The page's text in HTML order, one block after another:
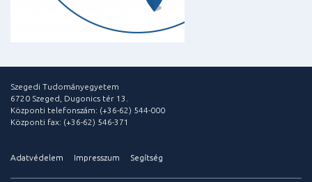
Szegedi Tudományegyetem
6720 Szeged, Dugonics tér 13.
Központi telefonszám: (+36-62) 544-000
Központi fax: (+36-62) 546-371
Adatvédelem Impresszum Segítség